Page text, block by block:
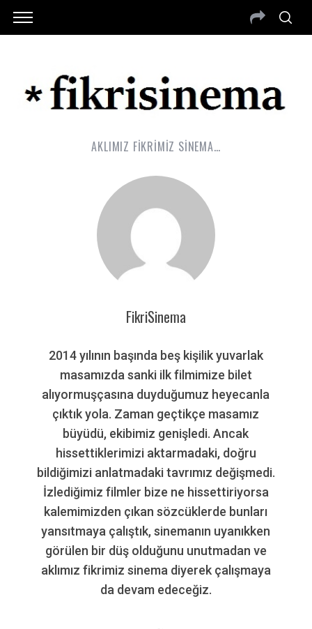
AKLIMIZ FİKRİMİZ SİNEMA…
FikriSinema
2014 yılının başında beş kişilik yuvarlak
masamızda sanki ilk filmimize bilet
alıyormuşçasına duyduğumuz heyecanla
çıktık yola. Zaman geçtikçe masamız
büyüdü, ekibimiz genişledi. Ancak
hissettiklerimizi aktarmadaki, doğru
bildiğimizi anlatmadaki tavrımız değişmedi.
İzlediğimiz filmler bize ne hissettiriyorsa
kalemimizden çıkan sözcüklerde bunları
yansıtmaya çalıştık, sinemanın uyanıkken
görülen bir düş olduğunu unutmadan ve
aklımız fikrimiz sinema diyerek çalışmaya
da devam edeceğiz.